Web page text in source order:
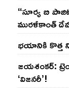
“సూర్య బి
మురళీకాంత్
భయానికి కొత్త
జయశంకర్:
‘విజనరీ’!